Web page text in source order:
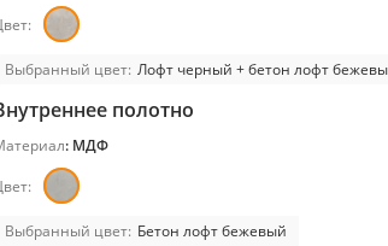
Выбранный цвет: Лофт черный + бетон лофт
полотно
: МДФ
Выбранный цвет: Бетон лофт бежевый